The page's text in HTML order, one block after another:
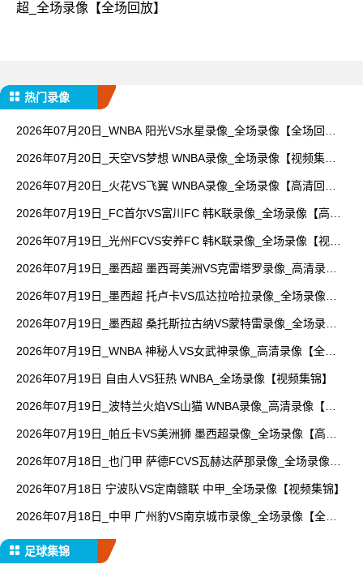
超_全场录像【全场回放】
热门录像
2026年07月20日_WNBA 阳光VS水星录像_全场录像【全场回
2026年07月20日_天空VS梦想 WNBA录像_全场录像【视频集
2026年07月20日_火花VS飞翼 WNBA录像_全场录像【高清回
2026年07月19日_FC首尔VS富川FC 韩K联录像_全场录像【高清
2026年07月19日_光州FCVS安养FC 韩K联录像_全场录像【视频
2026年07月19日_墨西超 墨西哥美洲VS克雷塔罗录像_高清录像
2026年07月19日_墨西超 托卢卡VS瓜达拉哈拉录像_全场录像
2026年07月19日_墨西超 桑托斯拉古纳VS蒙特雷录像_全场录像
2026年07月19日_WNBA 神秘人VS女武神录像_高清录像【全场
2026年07月19日 自由人VS狂热 WNBA_全场录像【视频集锦】
2026年07月19日_波特兰火焰VS山猫 WNBA录像_高清录像【全
2026年07月19日_帕丘卡VS美洲狮 墨西超录像_全场录像【高清
2026年07月18日_也门甲 萨德FCVS瓦赫达萨那录像_全场录像
2026年07月18日 宁波队VS定南赣联 中甲_全场录像【视频集锦】
2026年07月18日_中甲 广州豹VS南京城市录像_全场录像【全场
足球集锦